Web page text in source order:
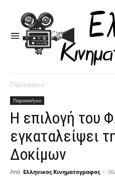
Παρασκήνιο
Παρασκήνιο
Η επιλογή του
εγκαταλείψει
Δοκίμων
Από Ελληνικος Κινηματογραφος -